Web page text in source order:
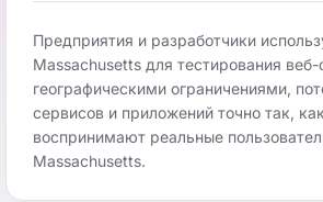
Предприятия и разработчики
Massachusetts для тестирования веб-
географическими ограничениями,
сервисов и приложений точно так,
воспринимают реальные
Massachusetts.